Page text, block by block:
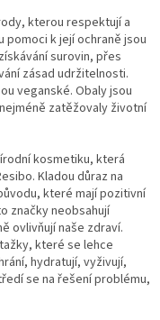
kterou respektují a
pomoci k její ochraně jsou
surovin, přes
zásad udržitelnosti.
veganské. Obaly jsou
zatěžovaly životní
kosmetiku, která
Kladou důraz na
které mají pozitivní
značky neobsahují
ovlivňují naše zdraví.
které se lehce
hydratují, vyživují,
se na řešení problému,